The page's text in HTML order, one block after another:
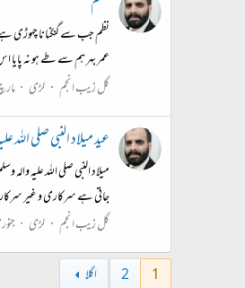
نظم جب سے گنگنانا چهوڑی
عمر بهر ہم سے طے ہو نہ
گل زیب انجم لڑی مارچ
عید میلاد النبی صلی اللہ
میلاد النبی صلی اللہ علیہ
جاتی ہے سرکاری و غیر
گل زیب انجم لڑی جنوری
1
2 اگلا